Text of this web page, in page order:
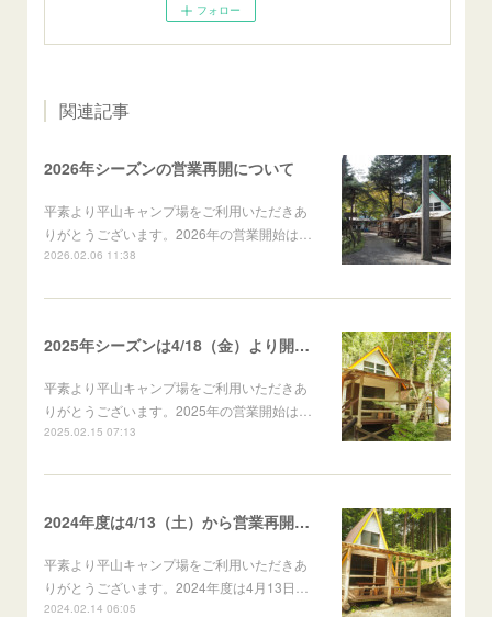
フォロー
関連記事
2026年シーズンの営業再開について
平素より平山キャンプ場をご利用いただきあ
りがとうございます。2026年の営業開始は…
2026.02.06 11:38
2025年シーズンは4/18（金）より開始！
平素より平山キャンプ場をご利用いただきあ
りがとうございます。2025年の営業開始は…
2025.02.15 07:13
2024年度は4/13（土）から営業再開します
平素より平山キャンプ場をご利用いただきあ
りがとうございます。2024年度は4月13日…
2024.02.14 06:05